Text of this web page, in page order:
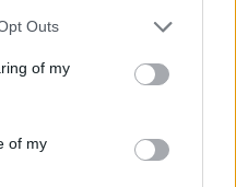
Outs
of my
of my